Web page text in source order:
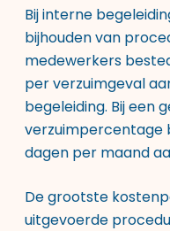
Bij interne
bijhouden van
medewerkers
per verzuimgeval
begeleiding. Bij een
verzuimpercentage
dagen per maand
De grootste
uitgevoerde